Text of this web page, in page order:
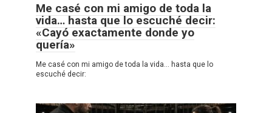
Me casé con mi amigo de toda la
vida… hasta que lo escuché decir:
«Cayó exactamente donde yo
quería»
Me casé con mi amigo de toda la vida… hasta que lo
escuché decir: